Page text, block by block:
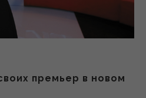
премьер в новом